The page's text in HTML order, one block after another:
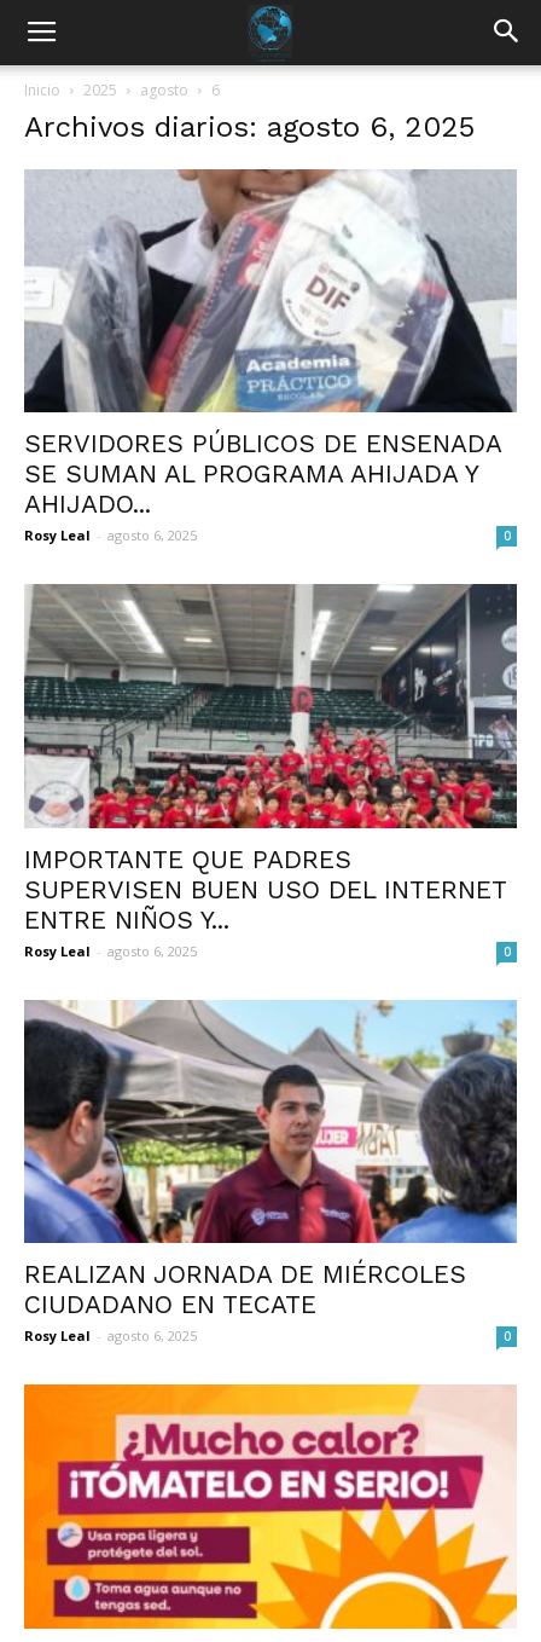
Inicio 2025 agosto 6
Archivos diarios: agosto 6, 2025
SERVIDORES PÚBLICOS DE ENSENADA
SE SUMAN AL PROGRAMA AHIJADA Y
AHIJADO...
Rosy Leal - agosto 6, 2025 0
IMPORTANTE QUE PADRES
SUPERVISEN BUEN USO DEL INTERNET
ENTRE NIÑOS Y...
Rosy Leal - agosto 6, 2025 0
REALIZAN JORNADA DE MIÉRCOLES
CIUDADANO EN TECATE
Rosy Leal - agosto 6, 2025 0